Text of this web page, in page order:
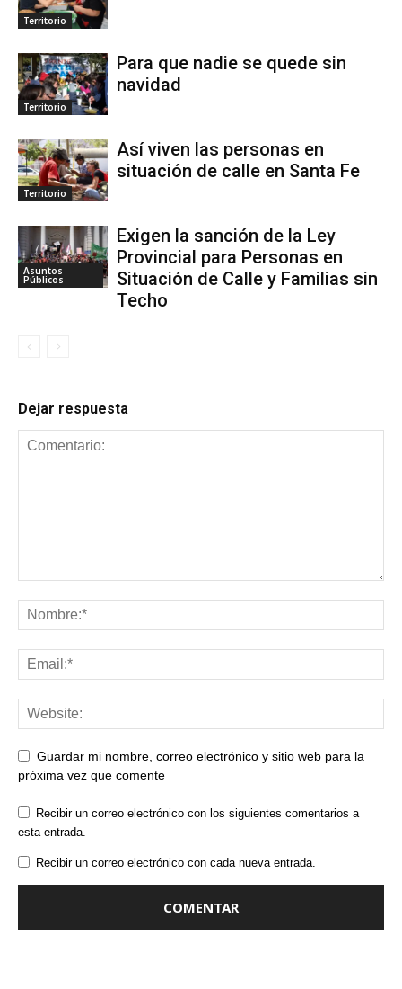
Territorio
Territorio
Para que nadie se quede sin
navidad
Territorio
Así viven las personas en
situación de calle en Santa Fe
Asuntos
Públicos
Exigen la sanción de la Ley
Provincial para Personas en
Situación de Calle y Familias sin
Techo
Dejar respuesta
Guardar mi nombre, correo electrónico y sitio web para la
próxima vez que comente
Recibir un correo electrónico con los siguientes comentarios a
esta entrada.
Recibir un correo electrónico con cada nueva entrada.